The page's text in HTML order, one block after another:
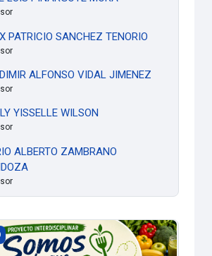
PATRICIO SANCHEZ TENORIO
ALFONSO VIDAL JIMENEZ
YISSELLE WILSON
ALBERTO ZAMBRANO
- 1ero BGU Ciencias - Vespertina